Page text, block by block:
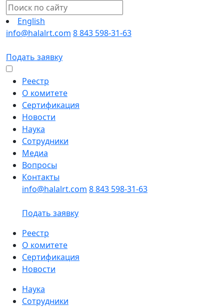
English
info@halalrt.com 8 843 598-31-63
Подать заявку
Реестр
О комитете
Сертификация
Новости
Наука
Сотрудники
Медиа
Вопросы
Контакты
info@halalrt.com 8 843 598-31-63
Подать заявку
Реестр
О комитете
Сертификация
Новости
Наука
Сотрудники